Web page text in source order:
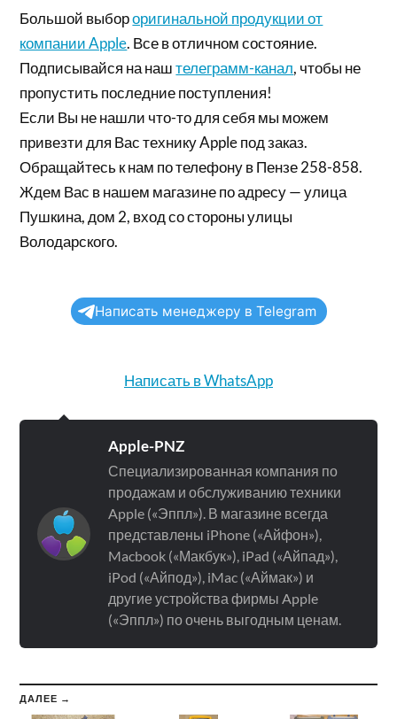
Большой выбороригинальной продукции от
компании Apple. Все в отличном состояние.
Подписывайся на наштелеграмм-канал, чтобы не
пропустить последние поступления!
Если Вы не нашли что-то для себя мы можем
привезти для Вас технику Apple под заказ.
Обращайтесь к нам по телефону в Пензе 258-858.
Ждем Вас в нашем магазине по адресу — улица
Пушкина, дом 2, вход со стороны улицы
Володарского.
Написать менеджеру в Telegram
Написать в WhatsApp
Apple-PNZ
Специализированная компания по
продажам и обслуживанию техники
Apple («Эппл»). В магазине всегда
представлены iPhone («Айфон»),
Macbook («Макбук»), iPad («Айпад»),
iPod («Айпод»), iMac («Аймак») и
другие устройства фирмы Apple
(«Эппл») по очень выгодным ценам.
ДАЛЕЕ →